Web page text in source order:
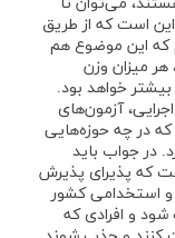
این است که از طریق
که این موضوع هم
میزان وزن
خواهد بود.
آزمون‌های
در چه حوزه‌هایی
در جواب باید
که پذیرای پذیرش
و استخدامی کشور
و افرادی که